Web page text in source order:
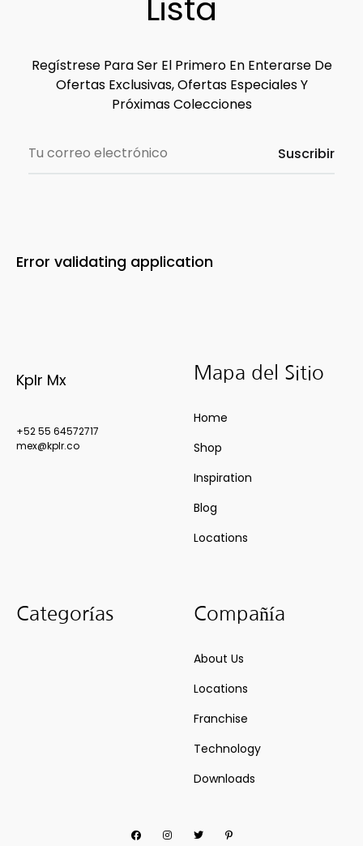
Lista
Regístrese Para Ser El Primero En Enterarse De
Ofertas Exclusivas, Ofertas Especiales Y
Próximas Colecciones
Error validating application
Kplr Mx
+52 55 64572717
mex@kplr.co
Mapa del Sitio
Home
Shop
Inspiration
Blog
Locations
Categorías Compañía
About Us
Locations
Franchise
Technology
Downloads
FacebookInstagramTwitterPinterest